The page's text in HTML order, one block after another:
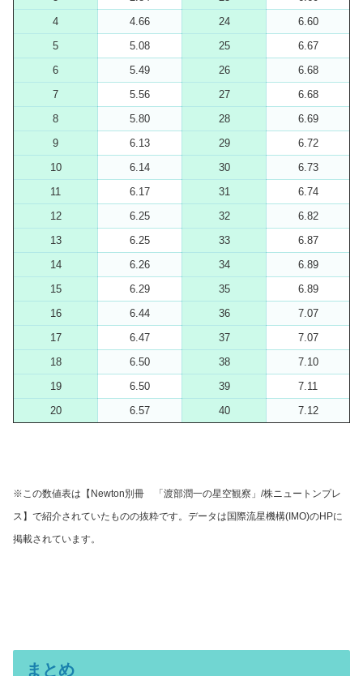
4
4.66 24
6.60
5
5.08 25
6.67
6
5.49 26
6.68
7
5.56 27
6.68
8
5.80 28
6.69
9
6.13 29
6.72
10
6.14 30
6.73
11
6.17 31
6.74
12
6.25 32
6.82
13
6.25 33
6.87
14
6.26 34
6.89
15
6.29 35
6.89
16
6.44 36
7.07
17
6.47 37
7.07
18
6.50 38
7.10
19
6.50 39
7.11
20
6.57 40 7.12
※この数値表は【Newton別冊 「渡部潤一の星空観察」/株ニュートンプレ
ス】で紹介されていたものの抜粋です。 データは国際流星機構(IMO)のHPに
掲載されています。
まとめ